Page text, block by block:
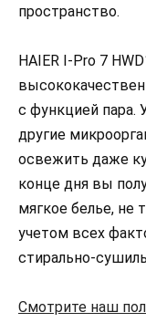
пространство.
HAIER I-Pro 7
с функцией пара.
другие
освежить даже
конце дня вы
мягкое белье, не
учетом всех
стирально-
Смотрите наш